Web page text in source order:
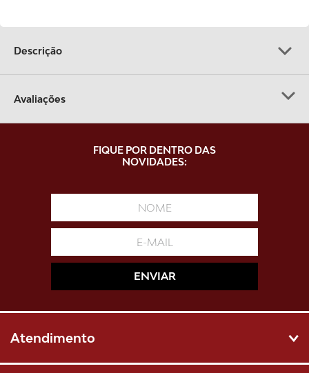
Descrição
Avaliações
Mais recentes Todos
Carregando avaliações…
FIQUE POR DENTRO DAS
NOVIDADES:
ENVIAR
Atendimento